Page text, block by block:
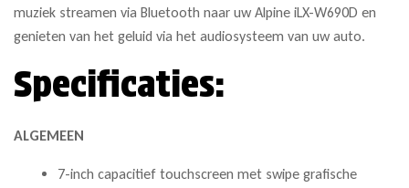
muziek streamen via Bluetooth naar uw Alpine iLX-W690D en
genieten van het geluid via het audiosysteem van uw auto.
Specificaties:
ALGEMEEN
7-inch capacitief touchscreen met swipe grafische